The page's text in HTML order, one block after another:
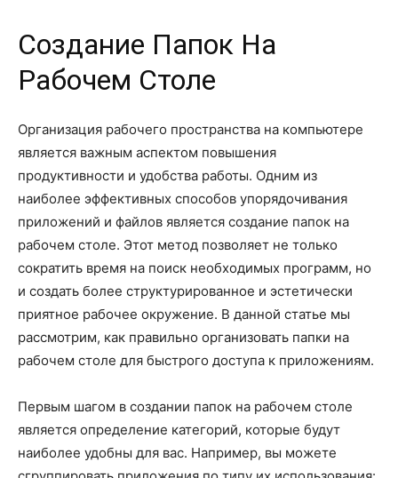
Создание Папок На
Рабочем Столе
Организация рабочего пространства на компьютере
является важным аспектом повышения
продуктивности и удобства работы. Одним из
наиболее эффективных способов упорядочивания
приложений и файлов является создание папок на
рабочем столе. Этот метод позволяет не только
сократить время на поиск необходимых программ, но
и создать более структурированное и эстетически
приятное рабочее окружение. В данной статье мы
рассмотрим, как правильно организовать папки на
рабочем столе для быстрого доступа к приложениям.
Первым шагом в создании папок на рабочем столе
является определение категорий, которые будут
наиболее удобны для вас. Например, вы можете